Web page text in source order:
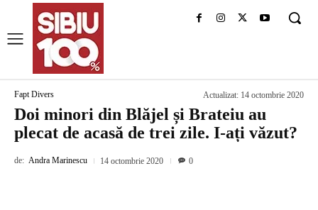
Fapt Divers Actualizat: 14 octombrie 2020
Doi minori din Blăjel și Brateiu au
plecat de acasă de trei zile. I-ați văzut?
de: Andra Marinescu 14 octombrie 2020 0